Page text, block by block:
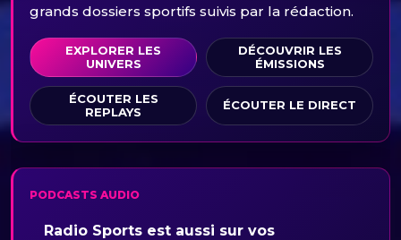
grands dossiers sportifs suivis par la rédaction.
EXPLORER LES
UNIVERS
DÉCOUVRIR LES
ÉMISSIONS
ÉCOUTER LES
REPLAYS
ÉCOUTER LE DIRECT
PODCASTS AUDIO
Radio Sports est aussi sur vos